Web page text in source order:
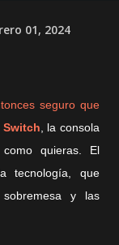
01, 2024
seguro que
Switch , la consola
quieras. El
tecnología, que
y las